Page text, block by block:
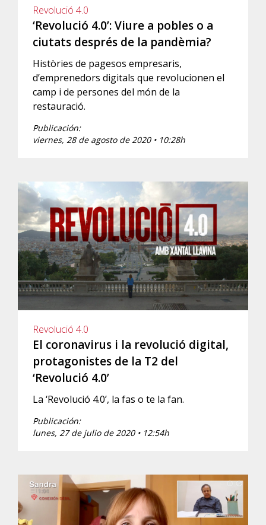
Revolució 4.0
‘Revolució 4.0’: Viure a pobles o a
ciutats després de la pandèmia?
Històries de pagesos empresaris,
d’emprenedors digitals que revolucionen el
camp i de persones del món de la
restauració.
Publicación:
viernes, 28 de agosto de 2020 • 10:28h
Revolució 4.0
El coronavirus i la revolució digital,
protagonistes de la T2 del
‘Revolució 4.0’
La ‘Revolució 4.0’, la fas o te la fan.
Publicación:
lunes, 27 de julio de 2020 • 12:54h